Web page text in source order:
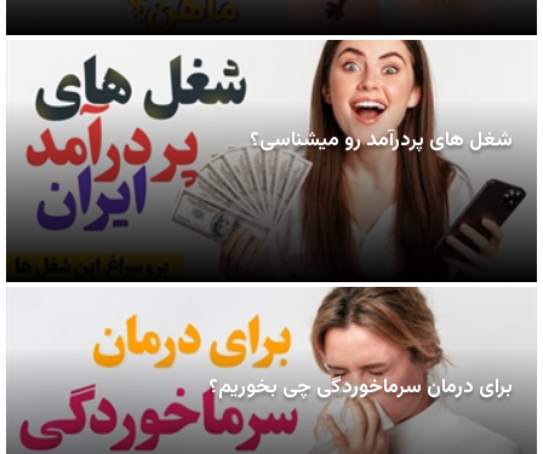
شغل های پردرآمد رو میشناسی؟
برای درمان سرماخوردگی چی بخوریم؟